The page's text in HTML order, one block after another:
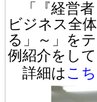
「『経営者
ビジネス全
る」～」を
例紹介をし
詳細はこ